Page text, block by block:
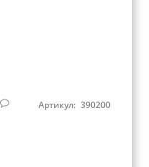
Артикул: 390200